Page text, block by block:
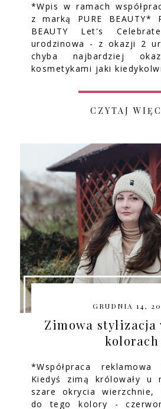
*Wpis w ramach
z marką PURE BEAUTY*
BEAUTY Let's
urodzinowa - z okazji 2
chyba najbardziej
kosmetykami jaki
CZYTAJ
GRUDNIA 14,
Zimowa stylizacja
kolorach
*Współpraca
Kiedyś zimą królowały u
szare okrycia wierzchnie,
do tego kolory -